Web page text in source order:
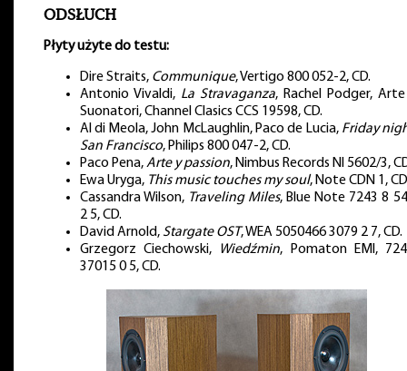
ODSŁUCH
Płyty użyte do testu:
Dire Straits, Communique, Vertigo 800 052-2, CD.
Antonio Vivaldi, La Stravaganza, Rachel Podger,
Suonatori, Channel Clasics CCS 19598, CD.
Al di Meola, John McLaughlin, Paco de Lucia, Friday
San Francisco, Philips 800 047-2, CD.
Paco Pena,Arte y passion, Nimbus Records NI 5602/3,
Ewa Uryga, This music touches my soul, Note CDN 1,
Cassandra Wilson, Traveling Miles, Blue Note 7243 8
2 5, CD.
David Arnold, Stargate OST, WEA 5050466 3079 2 7, CD.
Grzegorz Ciechowski,
Wiedźmin, Pomaton EMI,
37015 0 5, CD.